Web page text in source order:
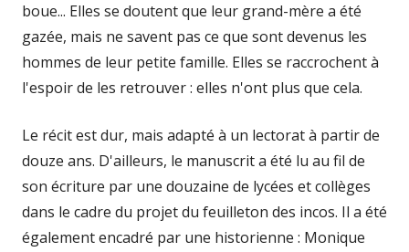
boue... Elles se doutent que leur grand-mère a été
gazée, mais ne savent pas ce que sont devenus les
hommes de leur petite famille. Elles se raccrochent à
l'espoir de les retrouver : elles n'ont plus que cela.
Le récit est dur, mais adapté à un lectorat à partir de
douze ans. D'ailleurs, le manuscrit a été lu au fil de
son écriture par une douzaine de lycées et collèges
dans le cadre du projet du feuilleton des incos. Il a été
également encadré par une historienne : Monique